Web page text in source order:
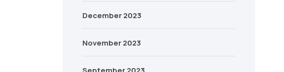
December 2023
November 2023